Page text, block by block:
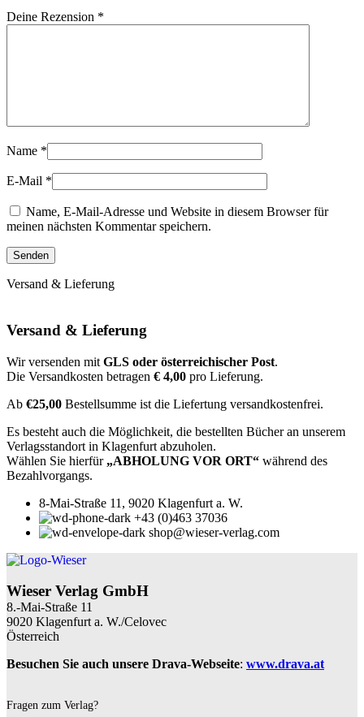
Deine Rezension *
Name *
E-Mail *
Name, E-Mail-Adresse und Website in diesem Browser für
meinen nächsten Kommentar speichern.
Versand & Lieferung
Versand & Lieferung
Wir versenden mit GLS oder österreichischer Post.
Die Versandkosten betragen € 4,00 pro Lieferung.
Ab €25,00 Bestellsumme ist die Liefertung versandkostenfrei.
Es besteht auch die Möglichkeit, die bestellten Bücher an unserem
Verlagsstandort in Klagenfurt abzuholen.
Wählen Sie hierfür „ABHOLUNG VOR ORT“ während des
Bezahlvorgangs.
8-Mai-Straße 11, 9020 Klagenfurt a. W.
+43 (0)463 37036
shop@wieser-verlag.com
Wieser Verlag GmbH
8.-Mai-Straße 11
9020 Klagenfurt a. W./Celovec
Österreich
Besuchen Sie auch unsere Drava-Webseite: www.drava.at
Fragen zum Verlag?